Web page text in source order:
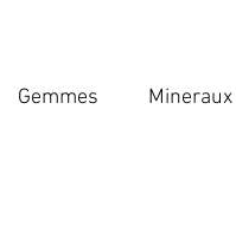
Gemmes Mineraux
Gemmes Mineraux